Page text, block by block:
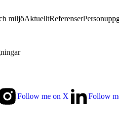
miljöAktuelltReferenser
Follow me on X Follow